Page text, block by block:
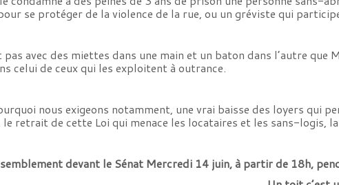
se protéger de la violence de la rue, ou un gréviste qui
pas avec des miettes dans une main et un baton dans l’autre
celui de ceux qui les exploitent à outrance.
nous exigeons notamment, une vrai baisse des loyers qui
le retrait de cette Loi qui menace les locataires et les sans-logis,
devant le Sénat Mercredi 14 juin, à partir de 18h,